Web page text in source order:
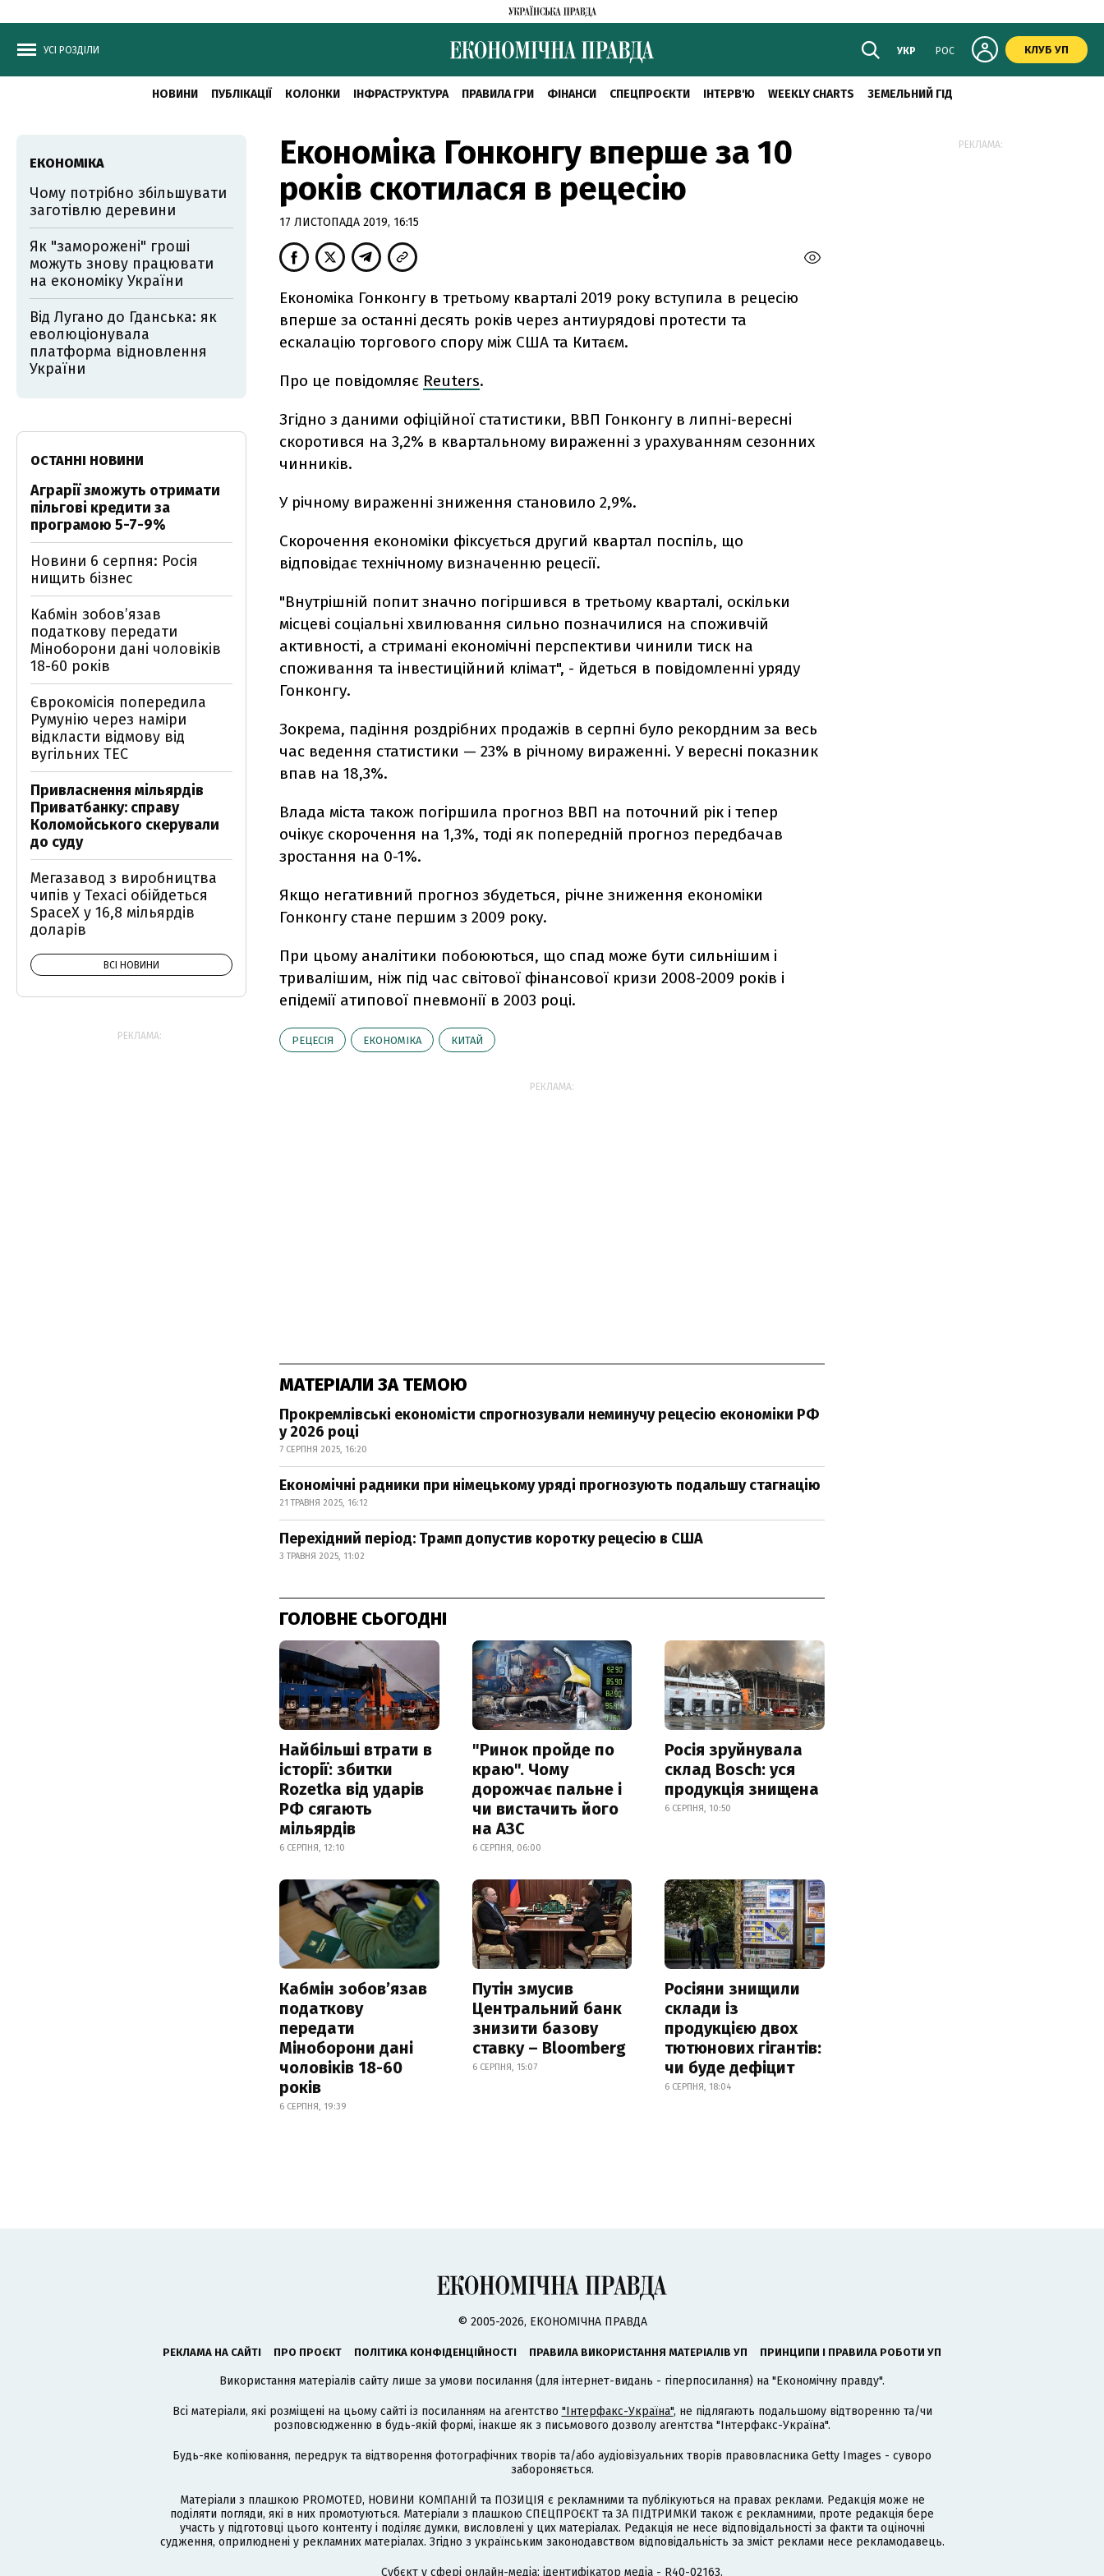
УСІ РОЗДІЛИ УКР РОС КЛУБ УП
НОВИНИ ПУБЛІКАЦІЇ КОЛОНКИ ІНФРАСТРУКТУРА ПРАВИЛА ГРИ ФІНАНСИ СПЕЦПРОЄКТИ ІНТЕРВ'Ю WEEKLY CHARTS ЗЕМЕЛЬНИЙ ГІД
Економіка Гонконгу вперше за 10
років скотилася в рецесію
17 ЛИСТОПАДА 2019, 16:15
Економіка Гонконгу в третьому кварталі 2019 року вступила в рецесію
вперше за останні десять років через антиурядові протести та
ескалацію торгового спору між США та Китаєм.
Про це повідомляє Reuters.
Згідно з даними офіційної статистики, ВВП Гонконгу в липні-вересні
скоротився на 3,2% в квартальному вираженні з урахуванням сезонних
чинників.
У річному вираженні зниження становило 2,9%.
Скорочення економіки фіксується другий квартал поспіль, що
відповідає технічному визначенню рецесії.
"Внутрішній попит значно погіршився в третьому кварталі, оскільки
місцеві соціальні хвилювання сильно позначилися на споживчій
активності, а стримані економічні перспективи чинили тиск на
споживання та інвестиційний клімат", - йдеться в повідомленні уряду
Гонконгу.
Зокрема, падіння роздрібних продажів в серпні було рекордним за весь
час ведення статистики — 23% в річному вираженні. У вересні показник
впав на 18,3%.
Влада міста також погіршила прогноз ВВП на поточний рік і тепер
очікує скорочення на 1,3%, тоді як попередній прогноз передбачав
зростання на 0-1%.
Якщо негативний прогноз збудеться, річне зниження економіки
Гонконгу стане першим з 2009 року.
При цьому аналітики побоюються, що спад може бути сильнішим і
тривалішим, ніж під час світової фінансової кризи 2008-2009 років і
епідемії атипової пневмонії в 2003 році.
РЕЦЕСІЯ ЕКОНОМІКА КИТАЙ
РЕКЛАМА:
МАТЕРІАЛИ ЗА ТЕМОЮ
Прокремлівські економісти спрогнозували неминучу рецесію економіки РФ
у 2026 році
7 СЕРПНЯ 2025, 16:20
Економічні радники при німецькому уряді прогнозують подальшу стагнацію
21 ТРАВНЯ 2025, 16:12
Перехідний період: Трамп допустив коротку рецесію в США
3 ТРАВНЯ 2025, 11:02
ГОЛОВНЕ СЬОГОДНІ
Найбільші втрати в
історії: збитки
Rozetka від ударів
РФ сягають
мільярдів
6 СЕРПНЯ, 12:10
"Ринок пройде по
краю". Чому
дорожчає пальне і
чи вистачить його
на АЗС
6 СЕРПНЯ, 06:00
Росія зруйнувала
склад Bosch: уся
продукція знищена
6 СЕРПНЯ, 10:50
Кабмін зобовʼязав
податкову
передати
Міноборони дані
чоловіків 18-60
років
6 СЕРПНЯ, 19:39
Путін змусив
Центральний банк
знизити базову
ставку – Bloomberg
6 СЕРПНЯ, 15:07
Росіяни знищили
склади із
продукцією двох
тютюнових гігантів:
чи буде дефіцит
6 СЕРПНЯ, 18:04
ЕКОНОМІКА
Чому потрібно збільшувати
заготівлю деревини
Як "заморожені" гроші
можуть знову працювати
на економіку України
Від Лугано до Гданська: як
еволюціонувала
платформа відновлення
України
ОСТАННІ НОВИНИ
Аграрії зможуть отримати
пільгові кредити за
програмою 5-7-9%
Новини 6 серпня: Росія
нищить бізнес
Кабмін зобовʼязав
податкову передати
Міноборони дані чоловіків
18-60 років
Єврокомісія попередила
Румунію через наміри
відкласти відмову від
вугільних ТЕС
Привласнення мільярдів
Приватбанку: справу
Коломойського скерували
до суду
Мегазавод з виробництва
чипів у Техасі обійдеться
SpaceX у 16,8 мільярдів
доларів
ВСІ НОВИНИ
РЕКЛАМА:
РЕКЛАМА:
© 2005-2026, ЕКОНОМІЧНА ПРАВДА
РЕКЛАМА НА САЙТІ ПРО ПРОЄКТ ПОЛІТИКА КОНФІДЕНЦІЙНОСТІ ПРАВИЛА ВИКОРИСТАННЯ МАТЕРІАЛІВ УП ПРИНЦИПИ І ПРАВИЛА РОБОТИ УП
Використання матеріалів сайту лише за умови посилання (для інтернет-видань - гіперпосилання) на "Економічну правду".
Всі матеріали, які розміщені на цьому сайті із посиланням на агентство "Інтерфакс-Україна", не підлягають подальшому відтворенню та/чи
розповсюдженню в будь-якій формі, інакше як з письмового дозволу агентства "Інтерфакс-Україна".
Будь-яке копіювання, передрук та відтворення фотографічних творів та/або аудіовізуальних творів правовласника Getty Images - суворо
забороняється.
Матеріали з плашкою PROMOTED, НОВИНИ КОМПАНІЙ та ПОЗИЦІЯ є рекламними та публікуються на правах реклами. Редакція може не
поділяти погляди, які в них промотуються. Матеріали з плашкою СПЕЦПРОЄКТ та ЗА ПІДТРИМКИ також є рекламними, проте редакція бере
участь у підготовці цього контенту і поділяє думки, висловлені у цих матеріалах. Редакція не несе відповідальності за факти та оціночні
судження, оприлюднені у рекламних матеріалах. Згідно з українським законодавством відповідальність за зміст реклами несе рекламодавець.
Cубєкт у сфері онлайн-медіа; ідентифікатор медіа - R40-02163.